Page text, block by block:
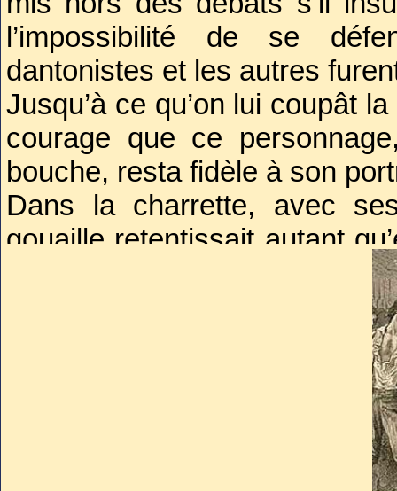
l’impossibilité de se
dantonistes et les autres
Jusqu’à ce qu’on lui coupât
courage que ce
bouche, resta fidèle à son
Dans la charrette, avec
gouaille retentissait autant
atteignit son paroxysme
passer sous les fenêtres
c’est en vain que tu te
Danton rugira de joie dans
». Il avait raison,